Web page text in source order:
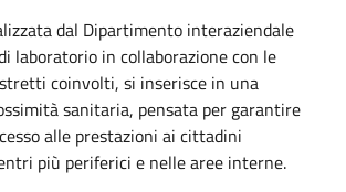
dal Dipartimento interaziendale
laboratorio in collaborazione con le
coinvolti, si inserisce in una
sanitaria, pensata per garantire
alle prestazioni ai cittadini
più periferici e nelle aree interne.